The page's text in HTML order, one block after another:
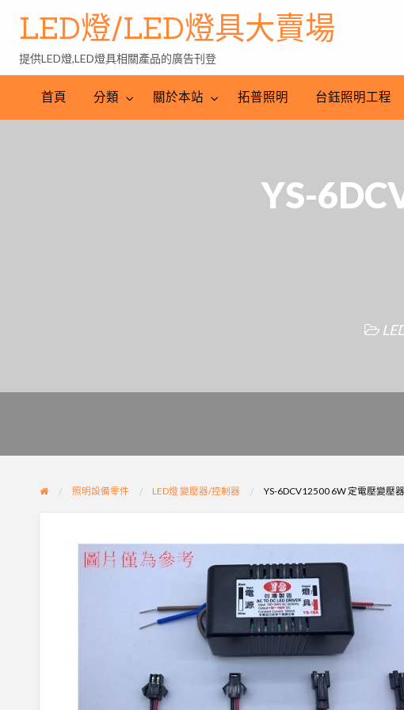
LED
批
LED
照
產
LED燈/LED燈具大賣場
提供LED燈,LED燈具相關產品的廣告刊登
首頁 分類 關於本站 拓普照明 台鈺照明工程
YS-
照明設備零件 LED燈 變壓器/控制器 YS-6DCV12500 6W 定電壓變壓器